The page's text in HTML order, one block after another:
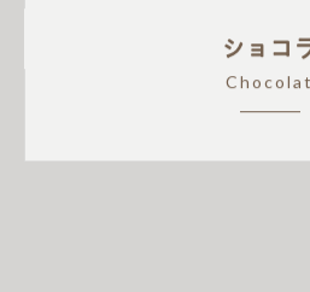
Chocolat
アイテム